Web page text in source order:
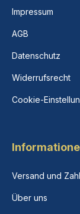
Impressum
AGB
Datenschutz
Widerrufsrecht
Cookie-
Versand und
Über uns